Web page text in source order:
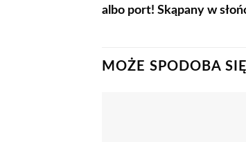
albo port! Skąpany w
MOŻE SPODOBA